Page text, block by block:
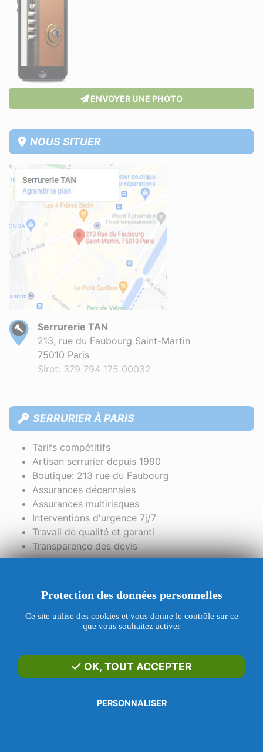
Protection des données personnelles
Ce site utilise des cookies et vous donne le contrôle sur ce
que vous souhaitez activer
OK, TOUT ACCEPTER
PERSONNALISER
ENVOYER UNE PHOTO
NOUS SITUER
Serrurerie TAN
213, rue du Faubourg Saint-Martin
75010 Paris
Siret: 379 794 175 00032
SERRURIER À PARIS
Tarifs compétitifs
Artisan serrurier depuis 1990
Boutique: 213 rue du Faubourg
Assurances décennales
Assurances multirisques
Interventions d'urgence 7j/7
Travail de qualité et garanti
Transparence des devis
Dépannage 7j/7
Contact en ligne
maserrure@gmail.com